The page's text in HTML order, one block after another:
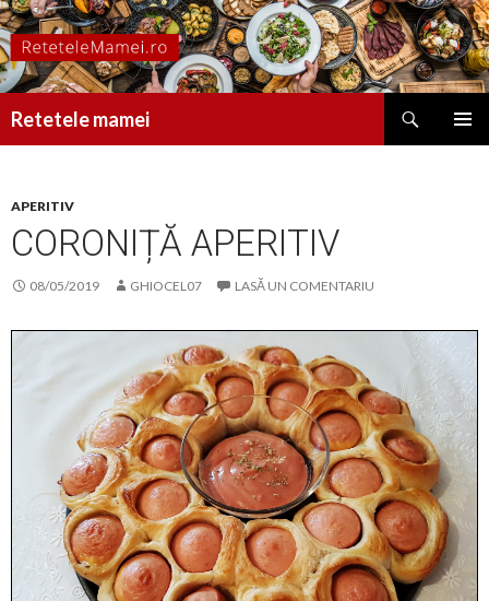
Retetele mamei
APERITIV
CORONIȚĂ APERITIV
08/05/2019 GHIOCEL07 LASĂ UN COMENTARIU